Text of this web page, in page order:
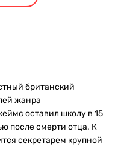
британский
жанра
оставил школу в 15
после смерти отца. К
секретарем крупной